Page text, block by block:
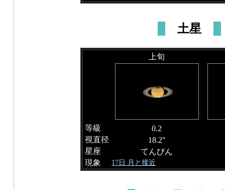
土星
上旬
等級
0.2
視直径
18.2"
星座
てんびん
現象
17日 月と接近